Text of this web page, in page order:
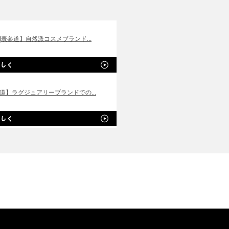
|表参道】自然派コスメブランド...
道】ラグジュアリーブランドでの...